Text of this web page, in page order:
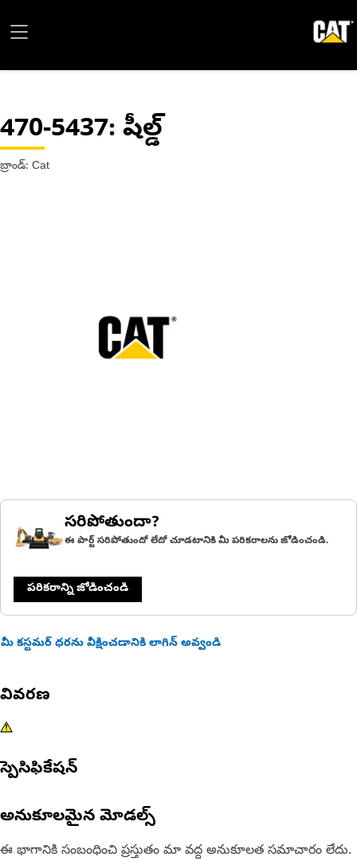
470-5437: షీల్డ్
బ్రాండ్: Cat
సరిపోతుందా?
ఈ పార్ట్ సరిపోతుందో లేదో చూడటానికి మీ పరికరాలను జోడించండి.
పరికరాన్ని జోడించండి
మీ కస్టమర్ ధరను వీక్షించడానికి లాగిన్ అవ్వండి
వివరణ
స్పెసిఫికేషన్
అనుకూలమైన మోడల్స్
ఈ భాగానికి సంబంధించి ప్రస్తుతం మా వద్ద అనుకూలత సమాచారం లేదు.